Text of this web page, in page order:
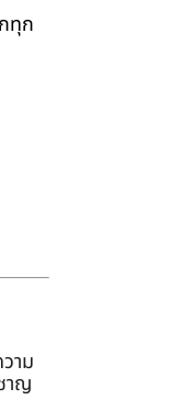
ทุก
าม
าญ